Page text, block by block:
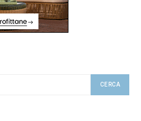
CERCA